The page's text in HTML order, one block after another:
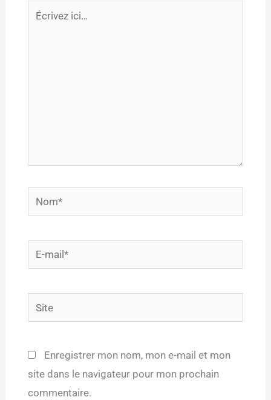
Nom*
mail*
Site
Enregistrer mon nom, mon e-mail et mon
site dans le navigateur pour mon prochain
commentaire.